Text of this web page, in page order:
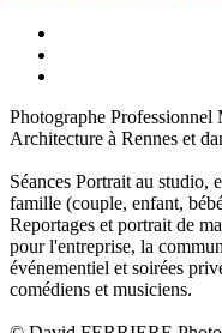
Photographe
Architecture à Rennes et
Séances Portrait au studio,
famille (couple, enfant,
Reportages et portrait de
pour l'entreprise, la
événementiel et soirées
comédiens et musiciens.